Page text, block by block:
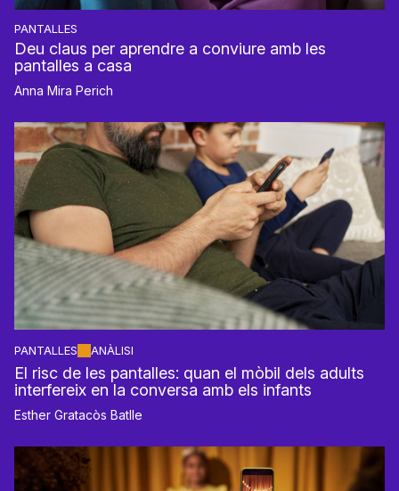
PANTALLES
Deu claus per aprendre a conviure amb les
pantalles a casa
Anna Mira Perich
PANTALLES ANÀLISI
El risc de les pantalles: quan el mòbil dels adults
interfereix en la conversa amb els infants
Esther Gratacòs Batlle